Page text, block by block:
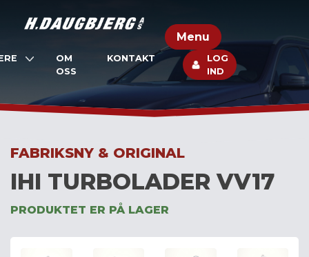
Menu
OM
OSS
KONTAKT
LOG
IND
FABRIKSNY & ORIGINAL
IHI TURBOLADER VV17
PRODUKTET ER PÅ LAGER